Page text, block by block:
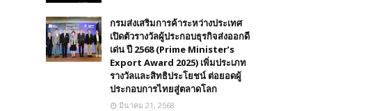
กรมส่งเสริมการค้าระหว่างประเทศ
เปิดตัวรางวัลผู้ประกอบธุรกิจส่งออกดี
เด่น ปี 2568 (Prime Minister’s
Export Award 2025) เพิ่มประเภท
รางวัลและสิทธิประโยชน์ ต่อยอดผู้
ประกอบการไทยสู่ตลาดโลก
มีนาคม 21, 2568